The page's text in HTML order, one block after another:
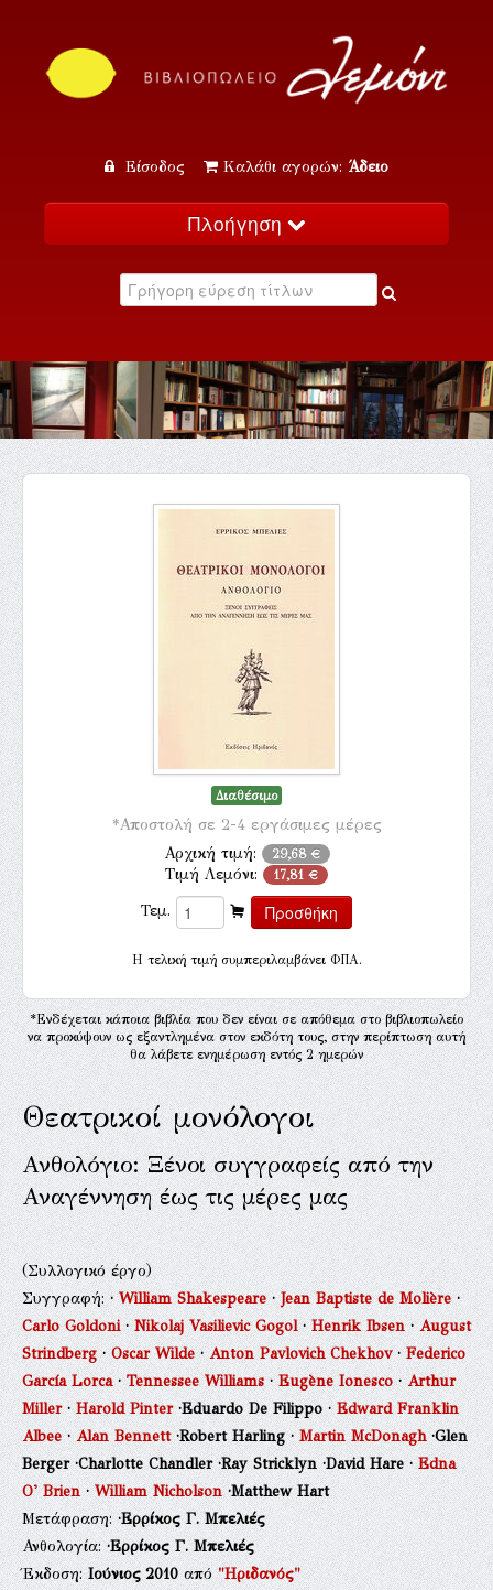
Είσοδος Καλάθι αγορών: Άδειο
Πλοήγηση
Κατάλογος
Εκδηλώσεις
Επικοινωνία
Διαθέσιμο
*Αποστολή σε 2-4 εργάσιμες μέρες
Αρχική τιμή: 29,68 €
Τιμή Λεμόνι: 17,81 €
Τεμ.
H τελική τιμή συμπεριλαμβάνει ΦΠΑ.
*Ενδέχεται κάποια βιβλία που δεν είναι σε απόθεμα στο βιβλιοπωλείο
να προκύψουν ως εξαντλημένα στον εκδότη τους, στην περίπτωση αυτή
θα λάβετε ενημέρωση εντός 2 ημερών
Θεατρικοί μονόλογοι
Ανθολόγιο: Ξένοι συγγραφείς από την
Αναγέννηση έως τις μέρες μας
(Συλλογικό έργο)
Συγγραφή:·William Shakespeare·Jean Baptiste de Molière·
Carlo Goldoni·Nikolaj Vasilievic Gogol·Henrik Ibsen·August
Strindberg·Oscar Wilde·Anton Pavlovich Chekhov·Federico
García Lorca·Tennessee Williams·Eugène Ionesco·Arthur
Miller·Harold Pinter·Eduardo De Filippo·Edward Franklin
Albee·Alan Bennett·Robert Harling·Martin McDonagh·Glen
Berger·Charlotte Chandler·Ray Stricklyn·David Hare·Edna
O' Brien·William Nicholson·Matthew Hart
Μετάφραση:·Ερρίκος Γ. Μπελιές
Ανθολογία:·Ερρίκος Γ. Μπελιές
Έκδοση:Ιούνιος 2010από"Ηριδανός"